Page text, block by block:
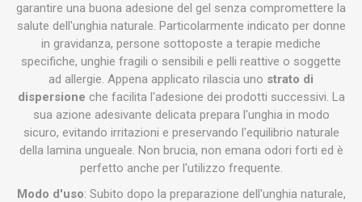
garantire una buona adesione del gel senza compromettere la
salute dell'unghia naturale. Particolarmente indicato per donne
in gravidanza, persone sottoposte a terapie mediche
specifiche, unghie fragili o sensibili e pelli reattive o soggette
ad allergie. Appena applicato rilascia uno strato di
dispersione che facilita l'adesione dei prodotti successivi. La
sua azione adesivante delicata prepara l'unghia in modo
sicuro, evitando irritazioni e preservando l'equilibrio naturale
della lamina ungueale. Non brucia, non emana odori forti ed è
perfetto anche per l'utilizzo frequente.
Modo d'uso: Subito dopo la preparazione dell'unghia naturale,